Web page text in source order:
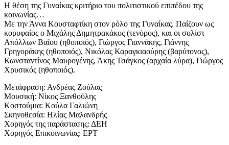
Η θέση της Γυναίκας κριτήριο του πολιτιστικού επιπέδου της
κοινωνίας…
Με την Άννα Κουσταφτίκη στον ρόλο της Γυναίκας. Παίζουν ως
κορυφαίος ο Μιχάλης Δημητρακάκος (τενόρος), και οι σολίστ
Απόλλων Βαΐου (ηθοποιός), Γιώργος Γιαννάκης, Γιάννης
Γρηγοράκης (ηθοποιός), Νικόλας Καραγκιαούρης (βαρύτονος),
Κωνσταντίνος Μαυρογένης, Άκης Τσάγκος (αρχαία λύρα), Γιώργος
Χρυσικός (ηθοποιός).
Μετάφραση: Ανδρέας Ζούλας
Μουσική: Νίκος Ξανθούλης
Κοστούμια: Κούλα Γαλιώνη
Σκηνοθεσία: Ηλίας Μαλανδρής
Χορηγός της παράστασης: ΔΕΗ
Χορηγός Επικοινωνίας: ΕΡΤ